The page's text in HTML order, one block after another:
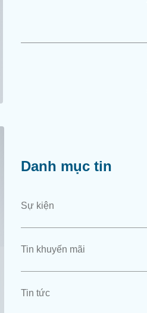
Danh mục tin
Sự kiện
Tin khuyến mãi
Tin tức